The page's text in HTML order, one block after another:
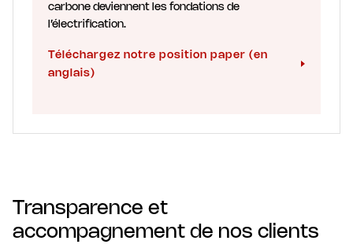
carbone deviennent les fondations de
l’électrification.
Téléchargez notre position paper (en
anglais)
Transparence et
accompagnement de nos clients